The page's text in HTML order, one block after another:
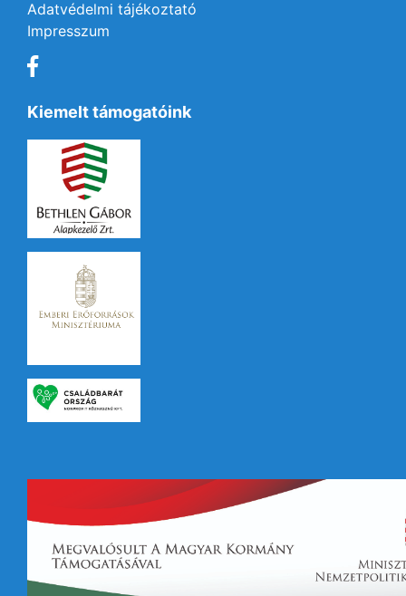
Adatvédelmi tájékoztató
Impresszum
Kiemelt támogatóink